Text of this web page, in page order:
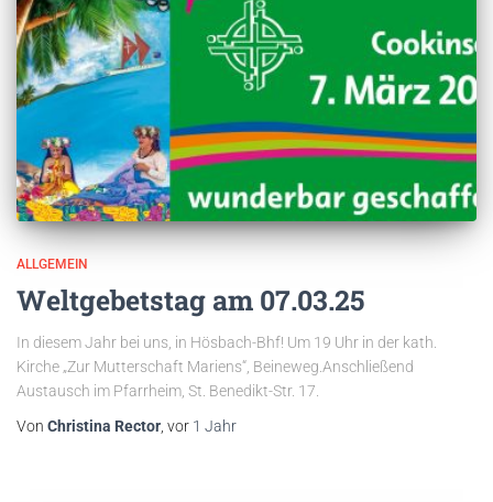
ALLGEMEIN
Weltgebetstag am 07.03.25
In diesem Jahr bei uns, in Hösbach-Bhf! Um 19 Uhr in der kath.
Kirche „Zur Mutterschaft Mariens“, Beineweg.Anschließend
Austausch im Pfarrheim, St. Benedikt-Str. 17.
Von Christina Rector, vor 1 Jahr